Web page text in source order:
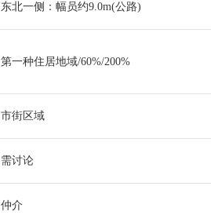
东北一侧：幅员约9.0m(公路)
第一种住居地域/60%/200%
市街区域
需讨论
仲介